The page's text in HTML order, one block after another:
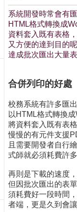
中
首
頁
聯
絡
資
訂
取
消
網
站
導
覽
最
新
消
息
系統開發時常會有
HTML格式轉換成
資料套入既有表格
又方便的達到目的
達成批次匯出大量表
合併列印的好處
校務系統有許多匯
以HTML格式轉換
將資料套入既有表
慢慢的有元件支援
且需要開發者自行
式師就必須耗費許
再則是下載的速度
但因批次匯出的表
須耗費好一段時間
者端，更是久到會